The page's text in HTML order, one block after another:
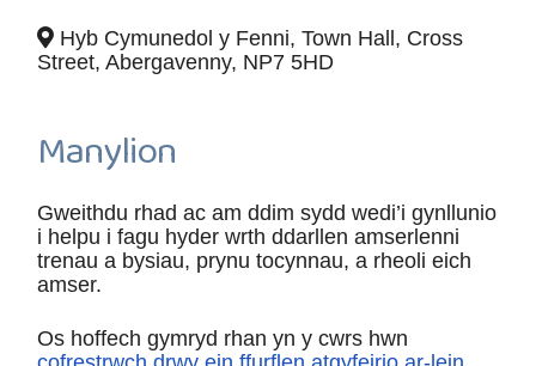
Hyb Cymunedol y Fenni, Town Hall, Cross
Street, Abergavenny, NP7 5HD
Manylion
Gweithdu rhad ac am ddim sydd wedi’i gynllunio
i helpu i fagu hyder wrth ddarllen amserlenni
trenau a bysiau, prynu tocynnau, a rheoli eich
amser.
Os hoffech gymryd rhan yn y cwrs hwn